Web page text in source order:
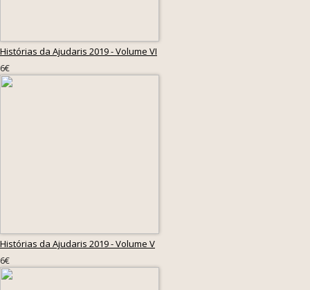
Histórias da Ajudaris 2019 - Volume VI
6€
Histórias da Ajudaris 2019 - Volume V
6€